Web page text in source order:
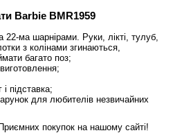
Barbie BMR1959
ма шарнірами. Руки, лікті, тулуб,
з колінами згинаються,
багато поз;
підставка;
для любителів незвичайних
покупок на нашому сайті!